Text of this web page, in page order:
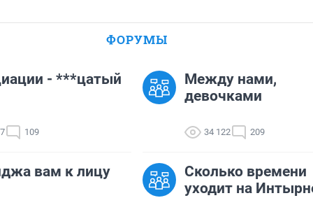
ФОРУМЫ
- ***цатый
109
Между нами,
девочками
34 122 209
вам к лицу
Сколько времени
уходит на